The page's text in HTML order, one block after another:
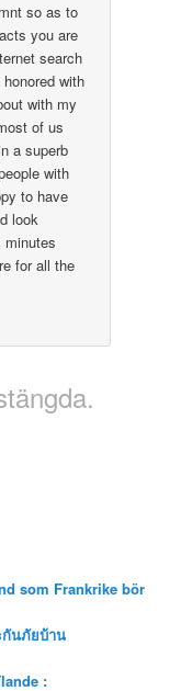
so as to
you are
search
with
with my
of us
a superb
with
to have
look
minutes
for all the
som Frankrike bör
กันภัยบ้าน
: